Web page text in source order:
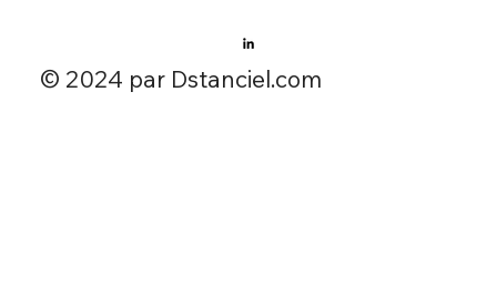
​© 2024 par Dstanciel.com